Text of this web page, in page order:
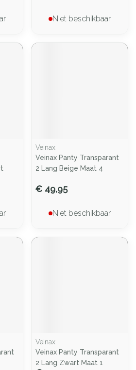
Niet beschikbaar
Veinax
Veinax Panty Transparant
2 Lang Beige Maat 4
€ 49,95
Niet beschikbaar
Veinax
Veinax Panty Transparant
2 Lang Zwart Maat 1